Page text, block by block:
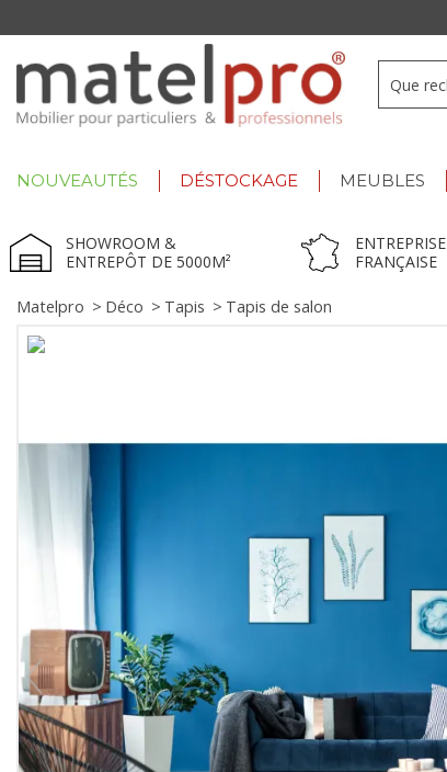
NOUVEAUTÉS DÉSTOCKAGE MEUBLES
SHOWROOM &
ENTREPÔT DE 5000M²
ENTREPRISE
FRANÇAISE
Matelpro > Déco > Tapis > Tapis de salon